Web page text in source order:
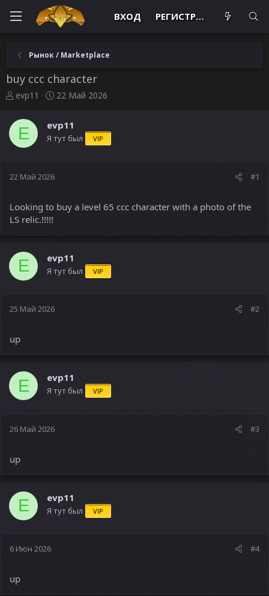
ВХОД РЕГИСТРАЦИЯ
Рынок / Marketplace
buy ccc character
А
т
о
р
м
evp11
Д
а
н
22 Май 2026
E evp11
Я тут был VIP
22 Май 2026 #1
Looking to buy a level 65 ссс character with a photo of the
LS relic.!!!!!
E evp11
Я тут был VIP
25 Май 2026 #2
up
E evp11
Я тут был VIP
26 Май 2026 #3
up
E evp11
Я тут был VIP
6 Июн 2026 #4
up